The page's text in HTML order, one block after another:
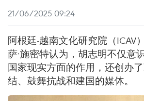
21/06/2025 09:24
阿根廷-越南文化研究院（ICAV
萨·施密特认为，胡志明不仅意
国家现实方面的作用，还创办
结、鼓舞抗战和建国的媒体。